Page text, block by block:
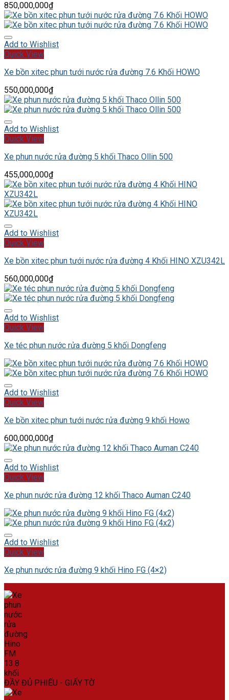
850,000,000₫
Add to Wishlist
Quick View
Xe bồn xitec phun tưới nước rửa đường 7.6 Khối HOWO
550,000,000₫
Add to Wishlist
Quick View
Xe phun nước rửa đường 5 khối Thaco Ollin 500
455,000,000₫
Add to Wishlist
Quick View
Xe bồn xitec phun tưới nước rửa đường 4 Khối HINO XZU342L
560,000,000₫
Add to Wishlist
Quick View
Xe téc phun nước rửa đường 5 khối Dongfeng
Add to Wishlist
Quick View
Xe bồn xitec phun tưới nước rửa đường 9 khối Howo
600,000,000₫
Add to Wishlist
Quick View
Xe phun nước rửa đường 12 khối Thaco Auman C240
Add to Wishlist
Quick View
Xe phun nước rửa đường 9 khối Hino FG (4×2)
ĐẦY ĐỦ PHIẾU - GIẤY TỜ